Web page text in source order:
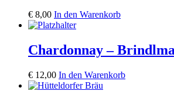
€ 8,00 In den Warenkorb
Chardonnay –
€ 12,00 In den Warenkorb